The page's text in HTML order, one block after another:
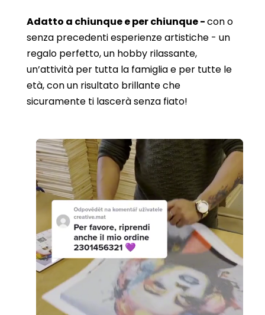
Adatto a chiunque e per chiunque -con o
senza precedenti esperienze artistiche - un
regalo perfetto, un hobby rilassante,
un’attività per tutta la famiglia e per tutte le
età, con un risultato brillante che
sicuramente ti lascerà senza fiato!